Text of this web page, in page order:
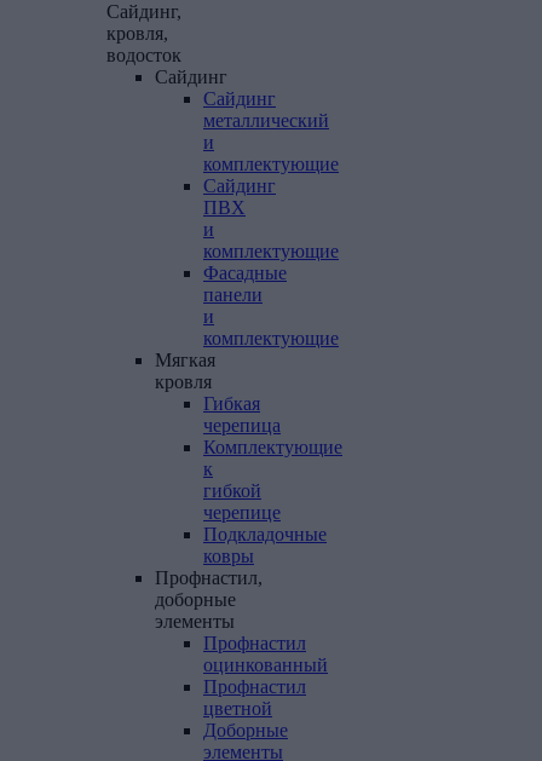
Сайдинг,
кровля,
водосток
Сайдинг
Сайдинг
металлический
и
комплектующие
Сайдинг
ПВХ
и
комплектующие
Фасадные
панели
и
комплектующие
Мягкая
кровля
Гибкая
черепица
Комплектующие
к
гибкой
черепице
Подкладочные
ковры
Профнастил,
доборные
элементы
Профнастил
оцинкованный
Профнастил
цветной
Доборные
элементы